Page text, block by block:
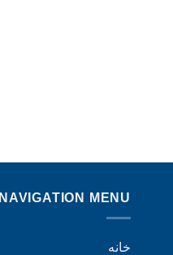
NAVIGATION MENU
خانه